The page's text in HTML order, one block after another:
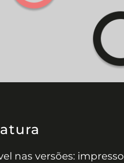
nas versões: impresso